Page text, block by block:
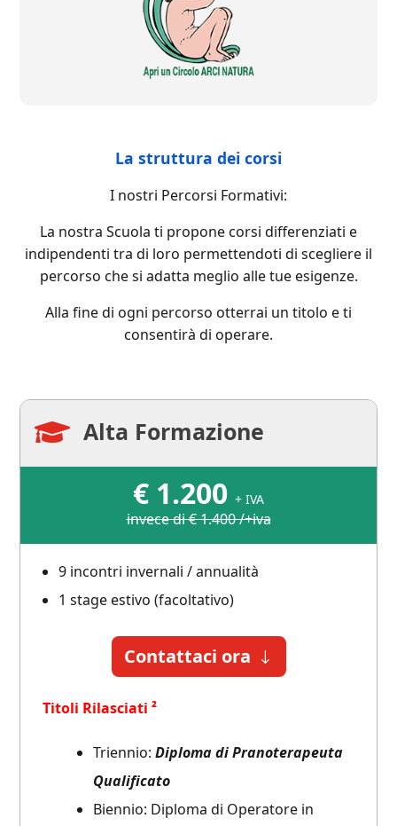
La struttura dei corsi
I nostri Percorsi Formativi:
La nostra Scuola ti propone corsi differenziati e
indipendenti tra di loro permettendoti di scegliere il
percorso che si adatta meglio alle tue esigenze.
Alla fine di ogni percorso otterrai un titolo e ti
consentirà di operare.
 Alta Formazione
€ 1.200 + IVA
invece di € 1.400 /+iva
9 incontri invernali / annualità
1 stage estivo (facoltativo)
Contattaci ora
Titoli Rilasciati ²
Triennio: Diploma di Pranoterapeuta
Qualificato
Biennio: Diploma di Operatore in